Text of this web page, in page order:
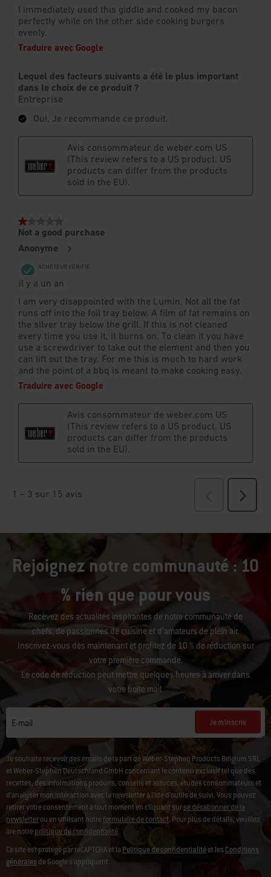
Rejoignez notre communauté : 10
% rien que pour vous
Recevez des actualités inspirantes de notre communauté de
chefs, de passionnés de cuisine et d’amateurs de plein air.
Inscrivez-vous dès maintenant et profitez de 10 % de réduction sur
votre première commande.
Le code de réduction peut mettre quelques heures à arriver dans
votre boîte mail.
E-mail Je m'inscris
Je souhaite recevoir des emails de la part de Weber-Stephen Products Belgium SRL
et Weber-Stephen Deutschland GmbH concernant le contenu exclusif tel que des
recettes, des informations produits, conseils et astuces, études consommateurs et
d'analyser mon intéraction avec la newsletter à l'ide d'outils de suivi.Vous pouvez
retirer votre consentement à tout moment en cliquant surse désabonner de la
newsletterou en utilisant notreformulaire de contact. Pour plus de détails, veuillez
lire notrepolitique de confidentialité.
Ce site est protégé par reCAPTCHA et la Politique de confidentialitéet lesConditions
généralesde Google s’appliquent.